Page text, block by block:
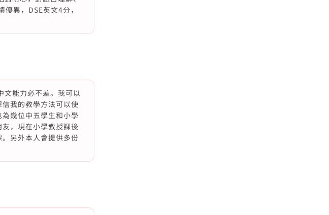
異，DSE英文4分，
文能力必不差。我可以
我的教學方法可以使
幾位中五學生和小學
，現在小學教授課後
另外本人會提供多份